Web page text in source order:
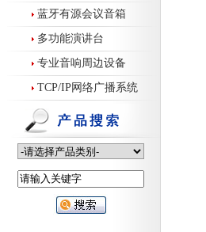
蓝牙有源会议音箱
多功能演讲台
专业音响周边设备
TCP/IP网络广播系统